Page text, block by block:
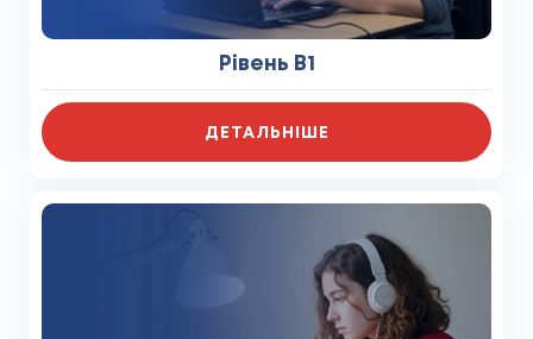
Рівень B1
ДЕТАЛЬНІШЕ